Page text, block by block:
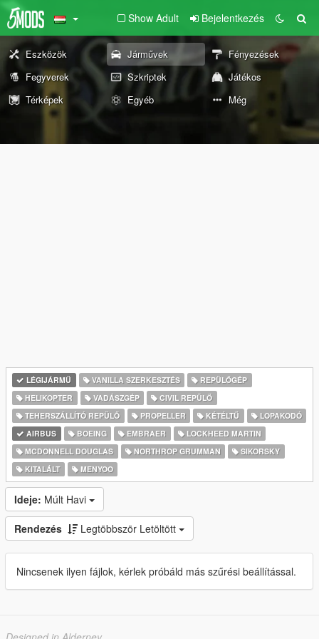
Show Adult Bejelentkezés
Eszközök Járművek
Fényezések
Fegyverek
Szkriptek
Játékos
Térképek
Egyéb Még
LÉGIJÁRMŰ VANILLA SZERKESZTÉS
REPÜLŐGÉP
HELIKOPTER
VADÁSZGÉP
CIVIL REPÜLŐ
TEHERSZÁLLÍTÓ REPÜLŐ
PROPELLER KÉTÉLTŰ
LOPAKODÓ
AIRBUS
BOEING EMBRAER
LOCKHEED MARTIN
MCDONNELL DOUGLAS
NORTHROP GRUMMAN
SIKORSKY
KITALÁLT
MENYOO
Ideje: Múlt Havi
Rendezés Legtöbbször Letöltött
Nincsenek ilyen fájlok, kérlek próbáld más szűrési beállítással.